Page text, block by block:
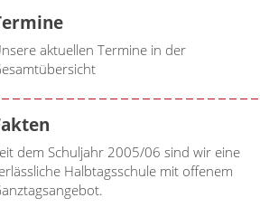
aktuellen Termine in der
dem Schuljahr 2005/06 sind wir eine
Halbtagsschule mit offenem